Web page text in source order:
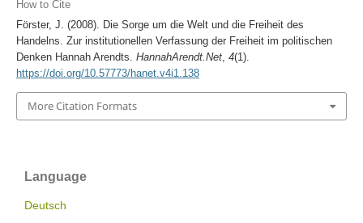
How to Cite
Förster, J. (2008). Die Sorge um die Welt und die Freiheit des
Handelns. Zur institutionellen Verfassung der Freiheit im politischen
Denken Hannah Arendts. HannahArendt.Net, 4(1).
https://doi.org/10.57773/hanet.v4i1.138
More Citation Formats
Language
Deutsch